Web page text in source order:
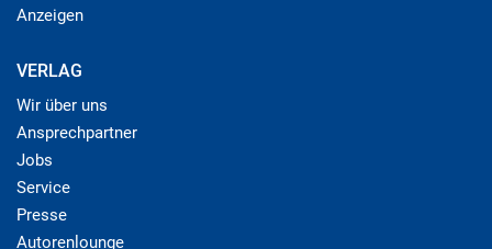
Anzeigen
VERLAG
Wir über uns
Ansprechpartner
Jobs
Service
Presse
Autorenlounge